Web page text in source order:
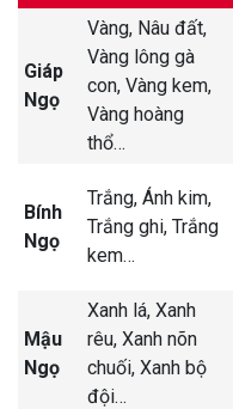
Giáp
Ngọ
Vàng, Nâu đất,
Vàng lông gà
con, Vàng kem,
Vàng hoàng
thổ…
Bính
Ngọ
Trắng, Ánh kim,
Trắng ghi, Trắng
kem…
Mậu
Ngọ
Xanh lá, Xanh
rêu, Xanh nõn
chuối, Xanh bộ
đội…